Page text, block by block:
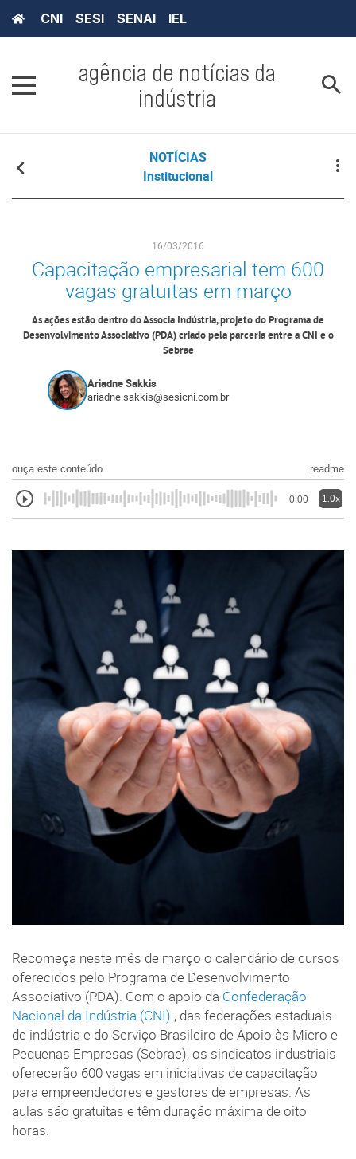
CNI SESI SENAI IEL
agência de notícias da
indústria
NOTÍCIAS
Institucional
16/03/2016
Capacitação empresarial tem 600
vagas gratuitas em março
As ações estão dentro do Associa Indústria, projeto do Programa de
Desenvolvimento Associativo (PDA) criado pela parceria entre a CNI e o
Sebrae
Ariadne Sakkis
ariadne.sakkis@sesicni.com.br
ouça este conteúdo readme
0:00 1.0x
Recomeça neste mês de março o calendário de cursos
oferecidos pelo Programa de Desenvolvimento
Associativo (PDA). Com o apoio da Confederação
Nacional da Indústria (CNI) , das federações estaduais
de indústria e do Serviço Brasileiro de Apoio às Micro e
Pequenas Empresas (Sebrae), os sindicatos industriais
oferecerão 600 vagas em iniciativas de capacitação
para empreendedores e gestores de empresas. As
aulas são gratuitas e têm duração máxima de oito
horas.